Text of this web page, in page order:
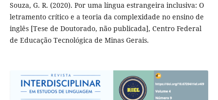
Souza, G. R. (2020). Por uma língua estrangeira inclusiva: O
letramento crítico e a teoria da complexidade no ensino de
inglês [Tese de Doutorado, não publicada], Centro Federal
de Educação Tecnológica de Minas Gerais.